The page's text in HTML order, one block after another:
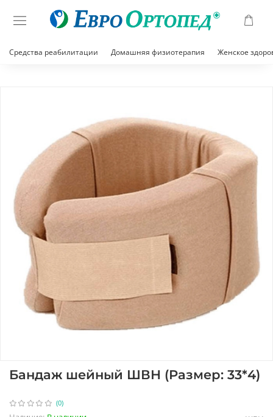
Средства реабилитации Домашняя физиотерапия Женское
(0)
Бандаж шейный ШВН (Размер: 33*4)